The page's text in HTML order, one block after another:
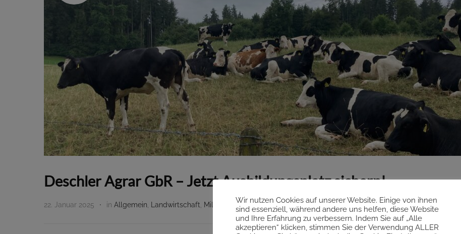
Deschler Agrar GbR – Jetzt Ausbildungsplatz sichern!
22. Januar 2025 in Allgemein Landwirtschaft Milchvieh
Wir nutzen Cookies auf unserer Website. Einige von ihnen
sind essenziell, während andere uns helfen, diese Website
und Ihre Erfahrung zu verbessern. Indem Sie auf „Alle
akzeptieren“ klicken, stimmen Sie der Verwendung ALLER